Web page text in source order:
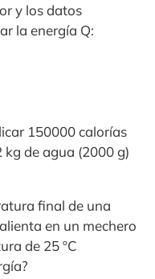
y los datos
la energía Q:
150000 calorías
de agua (2000 g)
final de una
en un mechero
de 25 ºC